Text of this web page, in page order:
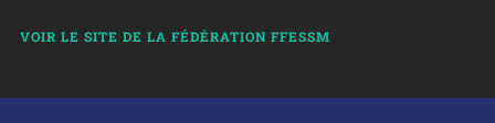
VOIR LE SITE DE LA FÉDÉRATION FFESSM